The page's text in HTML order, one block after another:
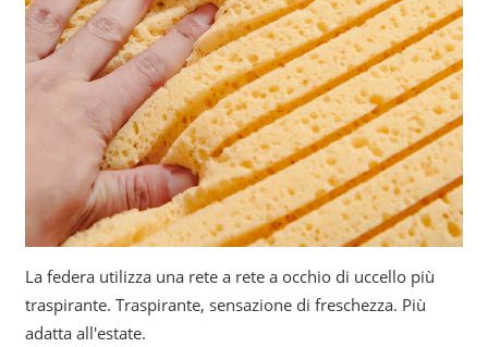
La federa utilizza una rete a rete a occhio di uccello più
traspirante. Traspirante, sensazione di freschezza. Più
adatta all'estate.